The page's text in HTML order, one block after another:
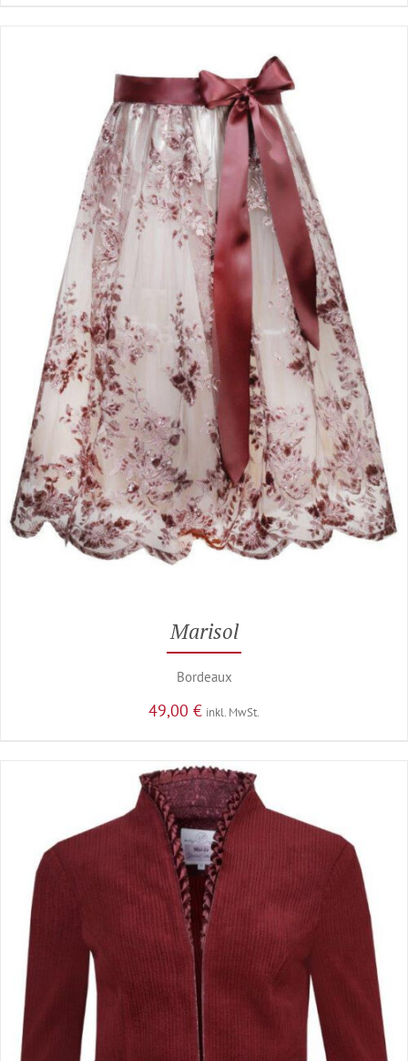
Marisol
Bordeaux
49,00 € inkl. MwSt.